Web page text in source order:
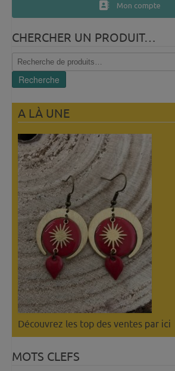
Mon compte
CHERCHER UN PRODUIT…
Recherche
pour :
Recherche
A LÀ UNE
Découvrez les top des ventes par ici
MOTS CLEFS